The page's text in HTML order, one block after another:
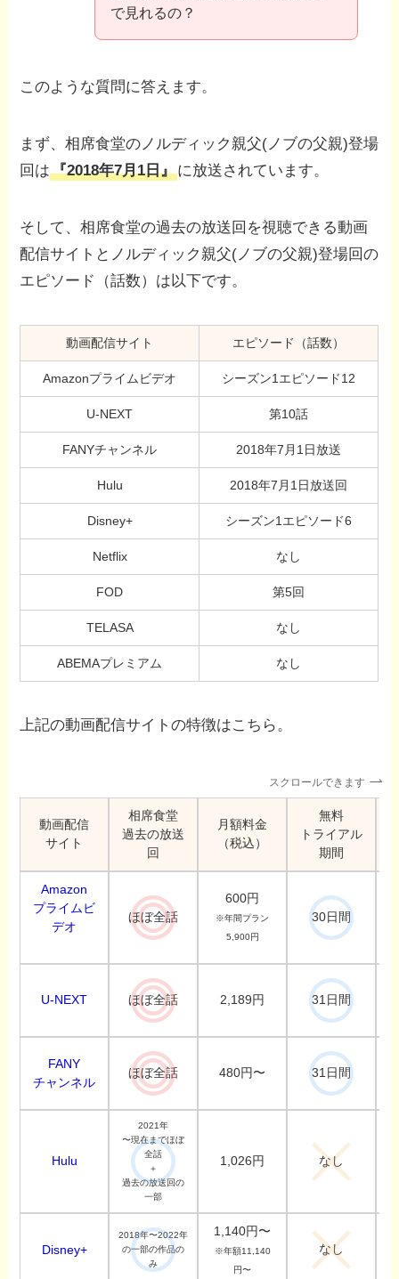
で見れるの？
このような質問に答えます。
まず、相席食堂のノルディック親父(ノブの父親)登場
回は『2018年7月1日』に放送されています。
そして、相席食堂の過去の放送回を視聴できる動画
配信サイトとノルディック親父(ノブの父親)登場回の
エピソード（話数）は以下です。
動画配信サイト エピソード（話数）
Amazonプライムビデオ シーズン1エピソード12
U-NEXT 第10話
FANYチャンネル 2018年7月1日放送
Hulu 2018年7月1日放送回
Disney+ シーズン1エピソード6
Netflix なし
FOD 第5回
TELASA なし
ABEMAプレミアム なし
上記の動画配信サイトの特徴はこちら。
スクロールできます
動画配信
サイト
相席食堂
過去の放送
回
月額料金
（税込）
無料
トライアル
期間
Amazon
プライムビ
デオ
ほぼ全話
600円
※年間プラン
5,900円
30日間
U-NEXT ほぼ全話 2,189円 31日間
FANY
チャンネル
ほぼ全話 480円〜 31日間
Hulu
2021年
〜現在までほぼ
全話
＋
過去の放送回の
一部
1,026円 なし
Disney+
2018年〜2022年
の一部の作品の
み
1,140円〜
※年額11,140
円〜
なし